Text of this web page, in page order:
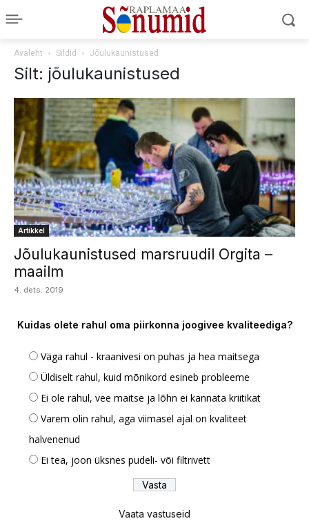
Avaleht Sildid Jõulukaunistused
Silt: jõulukaunistused
Artikkel
Jõulukaunistused marsruudil Orgita –
maailm
4. dets. 2019
Kuidas olete rahul oma piirkonna joogivee kvaliteediga?
Väga rahul - kraanivesi on puhas ja hea maitsega
Üldiselt rahul, kuid mõnikord esineb probleeme
Ei ole rahul, vee maitse ja lõhn ei kannata kriitikat
Varem olin rahul, aga viimasel ajal on kvaliteet
halvenenud
Ei tea, joon üksnes pudeli- või filtrivett
Vaata vastuseid